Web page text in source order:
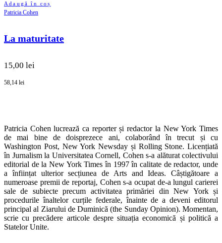
Adaugă în coș
Patricia Cohen
La maturitate
15,00 lei
58,14 lei
Patricia Cohen lucrează ca reporter și redactor la New York Times
de mai bine de doisprezece ani, colaborând în trecut și cu
Washington Post, New York Newsday și Rolling Stone. Licențiată
în Jurnalism la Universitatea Cornell, Cohen s-a alăturat colectivului
editorial de la New York Times în 1997 în calitate de redactor, unde
a înființat ulterior secțiunea de Arts and Ideas. Câștigătoare a
numeroase premii de reportaj, Cohen s-a ocupat de-a lungul carierei
sale de subiecte precum activitatea primăriei din New York și
procedurile înaltelor curțile federale, înainte de a deveni editorul
principal al Ziarului de Duminică (the Sunday Opinion). Momentan,
scrie cu precădere articole despre situația economică și politică a
Statelor Unite.